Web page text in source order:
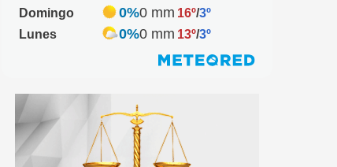
Domingo
0%0 mm 16º/3º
Lunes
0%0 mm 13º/3º